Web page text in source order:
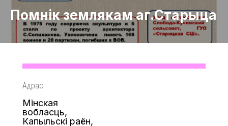
Помнік землякам аг.Старыца
Адрас:
Мінская
вобласць,
Капыльскі раён,